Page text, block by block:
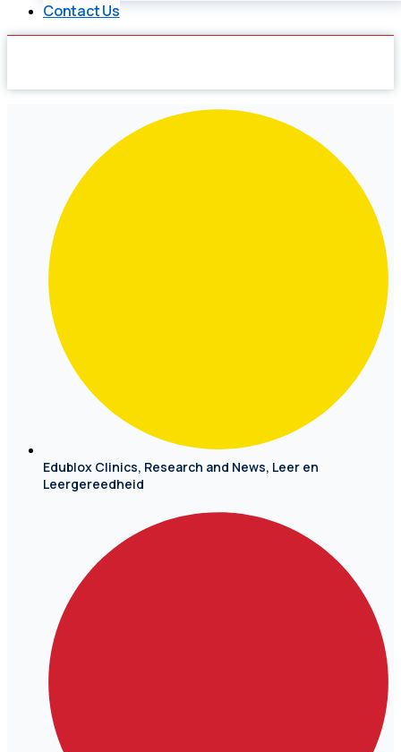
Contact Us
Edublox Clinics, Research and News, Leer en
Leergereedheid